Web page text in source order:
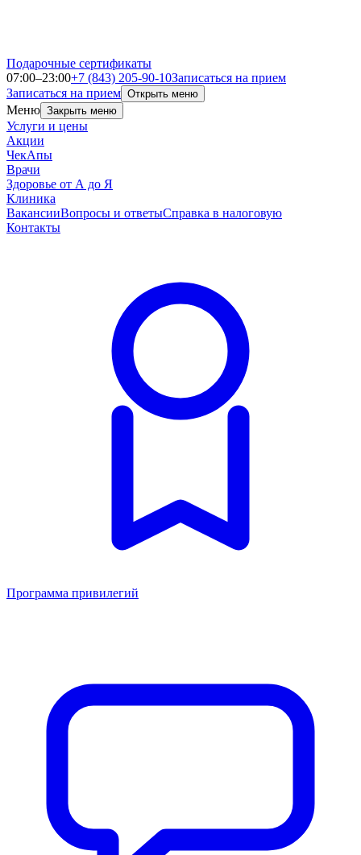
Подарочные сертификаты
07:00–23:00+7 (843) 205-90-10Записаться на прием
Записаться на прием Открыть меню
Меню Закрыть меню
Услуги и цены
Акции
ЧекАпы
Врачи
Здоровье от А до Я
Клиника
ВакансииВопросы и ответыСправка в налоговую
Контакты
Программа привилегий